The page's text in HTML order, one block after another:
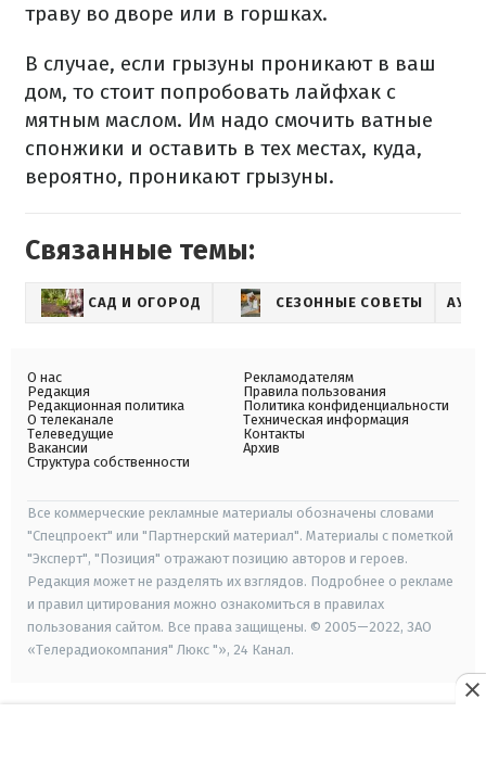
траву во дворе или в горшках.
В случае, если грызуны проникают в ваш
дом, то стоит попробовать лайфхак с
мятным маслом. Им надо смочить ватные
спонжики и оставить в тех местах, куда,
вероятно, проникают грызуны.
Связанные темы:
САД И ОГОРОД СЕЗОННЫЕ СОВЕТЫ
О нас
Редакция
Редакционная политика
О телеканале
Телеведущие
Вакансии
Структура собственности
Рекламодателям
Правила пользования
Политика конфиденциальности
Техническая информация
Контакты
Архив
Все коммерческие рекламные материалы обозначены словами
"Спецпроект" или "Партнерский материал". Материалы с пометкой
"Эксперт", "Позиция" отражают позицию авторов и героев.
Редакция может не разделять их взглядов. Подробнее о рекламе
и правил цитирования можно ознакомиться в правилах
пользования сайтом. Все права защищены. © 2005—2022, ЗАО
«Телерадиокомпания" Люкс "», 24 Канал.